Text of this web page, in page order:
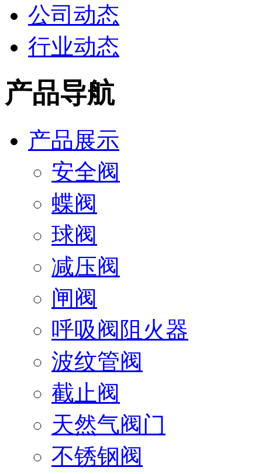
公司动态
行业动态
产品导航
产品展示
安全阀
蝶阀
球阀
减压阀
闸阀
呼吸阀阻火器
波纹管阀
截止阀
天然气阀门
不锈钢阀